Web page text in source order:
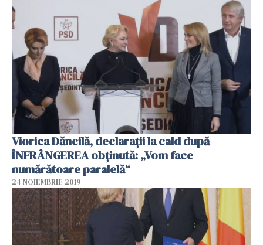
Viorica Dăncilă, declarații la cald după
ÎNFRÂNGEREA obținută: „Vom face
numărătoare paralelă“
24 NOIEMBRIE 2019